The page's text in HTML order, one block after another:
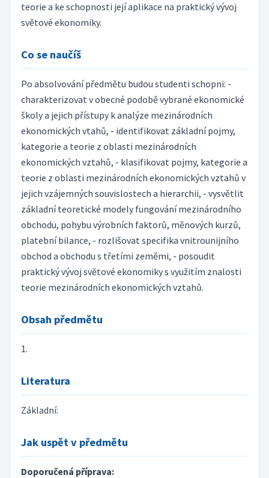
teorie a ke schopnosti její aplikace na praktický vývoj
světové ekonomiky.
Co se naučíš
Po absolvování předmětu budou studenti schopni: -
charakterizovat v obecné podobě vybrané ekonomické
školy a jejich přístupy k analýze mezinárodních
ekonomických vtahů, - identifikovat základní pojmy,
kategorie a teorie z oblasti mezinárodních
ekonomických vztahů, - klasifikovat pojmy, kategorie a
teorie z oblasti mezinárodních ekonomických vztahů v
jejich vzájemných souvislostech a hierarchii, - vysvětlit
základní teoretické modely fungování mezinárodního
obchodu, pohybu výrobních faktorů, měnových kurzů,
platební bilance, - rozlišovat specifika vnitrounijního
obchod a obchodu s třetími zeměmi, - posoudit
praktický vývoj světové ekonomiky s využitím znalosti
teorie mezinárodních ekonomických vztahů.
Obsah předmětu
1.
Literatura
Základní:
Jak uspět v předmětu
Doporučená příprava: